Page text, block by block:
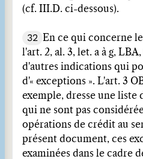
(cf. III.D. ci-dessous).
32 En ce qui concerne
l'art. 2, al. 3, let. a à g,
d'autres indications qui
d'« exceptions ». L'art. 3
exemple, dresse une liste
qui ne sont pas
opérations de crédit au
présent document, ces
examinées dans le cadre